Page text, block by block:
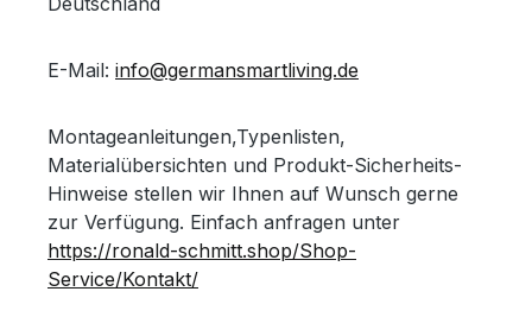
E-Mail: info@germansmartliving.de
Montageanleitungen,Typenlisten,
Materialübersichten und Produkt-Sicherheits-
Hinweise stellen wir Ihnen auf Wunsch gerne
zur Verfügung. Einfach anfragen unter
https://ronald-schmitt.shop/Shop-
Service/Kontakt/